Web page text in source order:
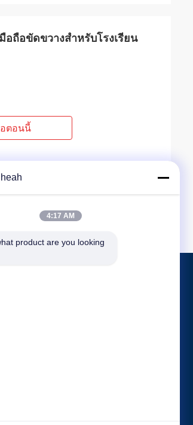
ถือขัดขวางสำหรับโรงเรียน
ตอนนี้
4:17 AM
product are you looking